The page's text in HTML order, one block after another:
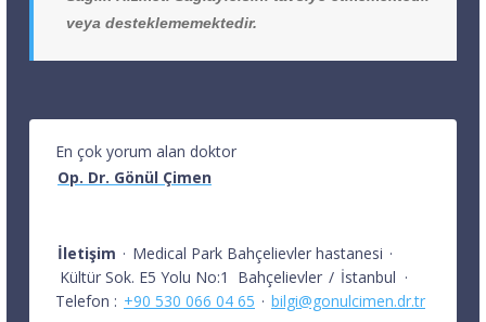
veya desteklememektedir.
En çok yorum alan doktor
Op. Dr. Gönül Çimen
İletişim · Medical Park Bahçelievler hastanesi ·
Kültür Sok. E5 Yolu No:1
Bahçelievler / İstanbul ·
Telefon : +90 530 066 04 65 · bilgi@gonulcimen.dr.tr